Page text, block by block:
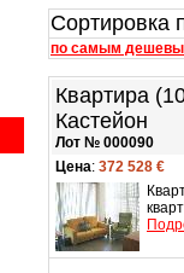
Сортировка
по самым
Квартира
Кастейон
Лот № 000090
Цена: 372 528 €